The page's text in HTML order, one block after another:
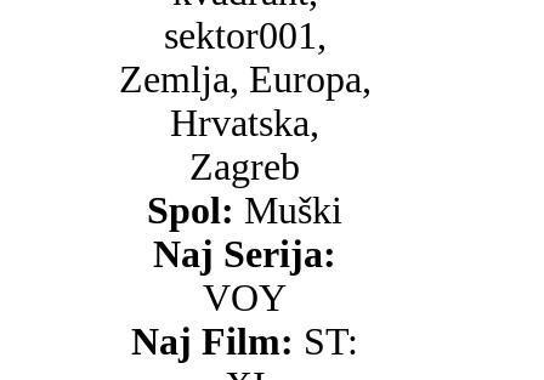
sektor001,
Zemlja, Europa,
Hrvatska,
Zagreb
Spol: Muški
Naj Serija:
VOY
Naj Film: ST: